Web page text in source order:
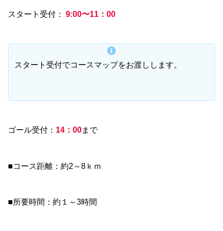
スタート受付： 9:00〜11：00
スタート受付でコースマップをお渡しします。
ゴール受付： 14：00まで
■コース距離：約2～8ｋｍ
■所要時間：約１～3時間